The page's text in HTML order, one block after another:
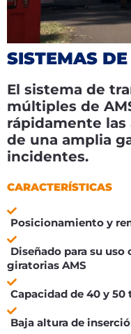
SISTEMAS
El sistema de
múltiples de
rápidamente
de una amplia
incidentes.
CARACTERÍSTICAS
Posicionamiento y
Diseñado para su
giratorias AMS
Capacidad de 40 y 50
Baja altura de